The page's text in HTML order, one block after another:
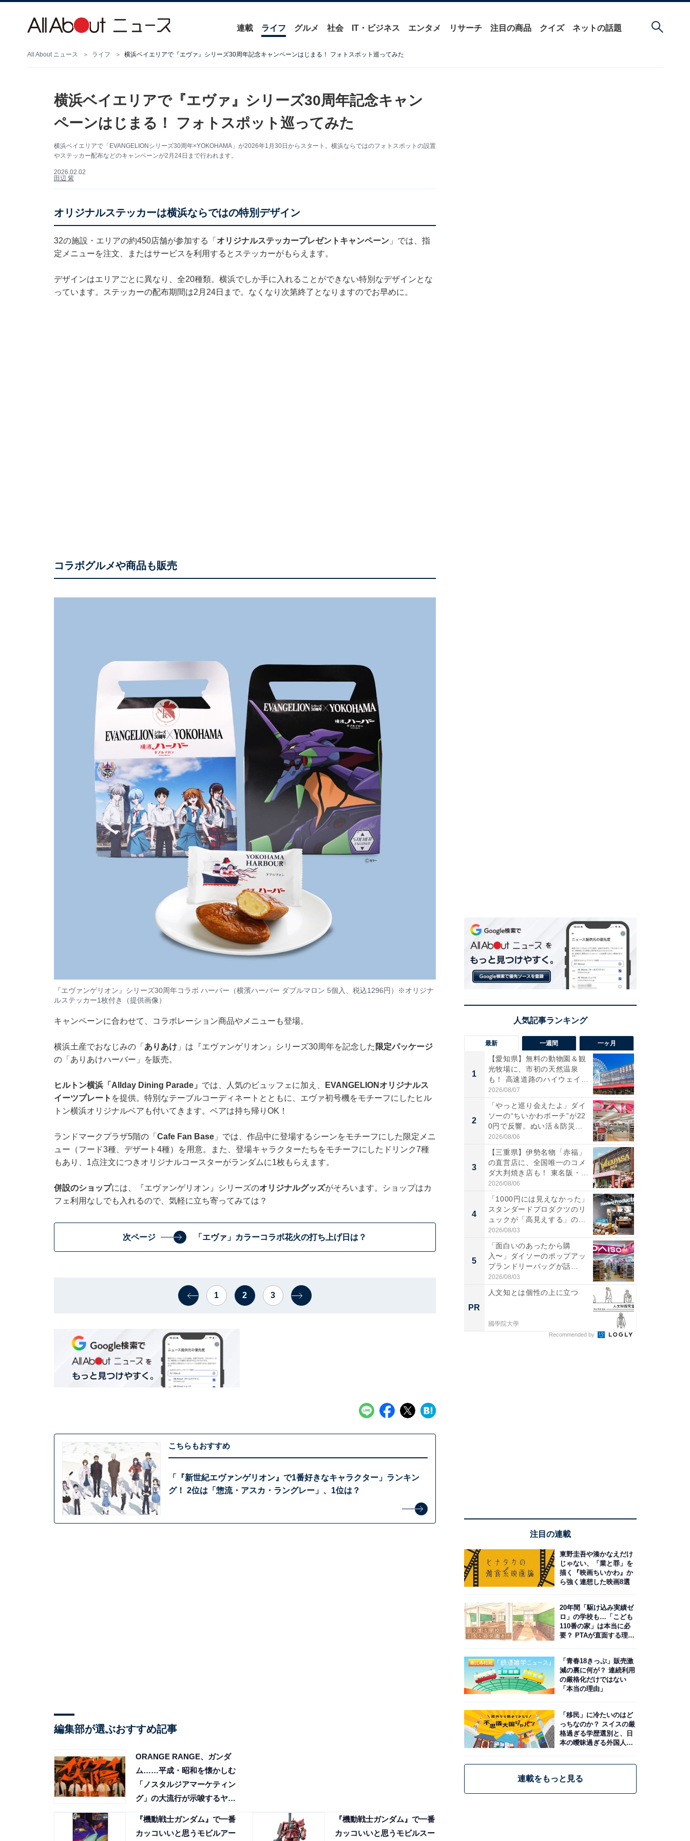
連載 ライフ グルメ 社会 IT・ビジネス エンタメ リサーチ 注目の商品 クイズ ネットの話題
All About ニュース ライフ 横浜ベイエリアで『エヴァ』シリーズ30周年記念キャンペーンはじまる！ フォトスポット巡ってみた
横浜ベイエリアで『エヴァ』シリーズ30周年記念キャン
ペーンはじまる！ フォトスポット巡ってみた
横浜ベイエリアで「EVANGELIONシリーズ30周年×YOKOHAMA」が2026年1月30日からスタート。横浜ならではのフォトスポットの設置
やステッカー配布などのキャンペーンが2月24日まで行われます。
2026.02.02
田辺 紫
オリジナルステッカーは横浜ならではの特別デザイン
32の施設・エリアの約450店舗が参加する「 オリジナルステッカープレゼントキャンペーン」では、指
定メニューを注文、またはサービスを利用するとステッカーがもらえます。
デザインはエリアごとに異なり、全20種類。横浜でしか手に入れることができない特別なデザインとな
っています。ステッカーの配布期間は2月24日まで。なくなり次第終了となりますのでお早めに。
コラボグルメや商品も販売
『エヴァンゲリオン』シリーズ30周年コラボ ハーバー（横濱ハーバー ダブルマロン 5個入、税込1296円）※オリジナ
ルステッカー1枚付き（提供画像）
キャンペーンに合わせて、コラボレーション商品やメニューも登場。
横浜土産でおなじみの「 ありあけ」は『エヴァンゲリオン』シリーズ30周年を記念した 限定パッケージ
の「ありあけハーバー」を販売。
ヒルトン横浜「Allday Dining Parade」 では、人気のビュッフェに加え、
EVANGELIONオリジナルス
イーツプレート を提供。特別なテーブルコーディネートとともに、エヴァ初号機をモチーフにしたヒル
トン横浜オリジナルベアも付いてきます。ベアは持ち帰りOK！
ランドマークプラザ5階の「 Cafe Fan Base」では、作品中に登場するシーンをモチーフにした限定メニ
ュー（フード3種、デザート4種）を用意。また、登場キャラクターたちをモチーフにしたドリンク7種
もあり、1点注文につきオリジナルコースターがランダムに1枚もらえます。
併設のショップには、『エヴァンゲリオン』シリーズのオリジナルグッズがそろいます。ショップはカ
フェ利用なしでも入れるので、気軽に立ち寄ってみては？
次ページ 「エヴァ」カラーコラボ花火の打ち上げ日は？
1 2 3
こちらもおすすめ
「『新世紀エヴァンゲリオン』で1番好きなキャラクター」ランキン
グ！ 2位は「惣流・アスカ・ラングレー」、1位は？
編集部が選ぶおすすめ記事
ORANGE RANGE、ガンダ
ム……平成・昭和を懐かしむ
「ノスタルジアマーケティン
グ」の大流行が示唆するヤバ
『機動戦士ガンダム』で一番
カッコいいと思うモビルアー
『機動戦士ガンダム』で一番
カッコいいと思うモビルスー
最新 一週間 一ヶ月
1
【愛知県】無料の動物園＆観
光牧場に、市初の天然温泉
も！ 高速道路のハイウェイオ
ア...
2026/08/07
2
「やっと巡り会えたよ」ダイ
ソーの“ちいかわポーチ”が22
0円で反響。ぬい活＆防災...
2026/08/06
3
【三重県】伊勢名物「赤福」
の直営店に、全国唯一のコメ
ダ大判焼き店も！ 東名阪・
伊...
2026/08/06
4
「1000円には見えなかった」
スタンダードプロダクツのリ
ュックが「高見えする」の...
2026/08/03
5
「面白いのあったから購
入〜」ダイソーのポップアッ
プランドリーバッグが話
題。“さま...
2026/08/03
PR
人文知とは個性の上に立つ
國學院大學
Recommended by
注目の連載
東野圭吾や湊かなえだけ
じゃない、「業と罪」を
描く『映画ちいかわ』か
ら強く連想した映画8選
20年間「駆け込み実績ゼ
ロ」の学校も…「こども
110番の家」は本当に必
要？ PTAが直面する理想
「青春18きっぷ」販売激
減の裏に何が？ 連続利用
の厳格化だけではない
「本当の理由」
「移民」に冷たいのはど
っちなのか？ スイスの厳
格過ぎる学歴選別と、日
本の曖昧過ぎる外国人政
連載をもっと見る